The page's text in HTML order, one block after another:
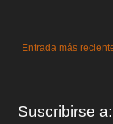
Entrada más
Suscribirse